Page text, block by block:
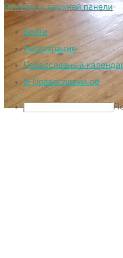
Перейти к верхней панели
Войти
Регистрация
Православный
В-Православии.рф